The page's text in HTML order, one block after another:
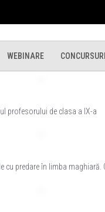
WEBINARE CONCURSURI
profesorului de clasa a IX-a
cu predare în limba